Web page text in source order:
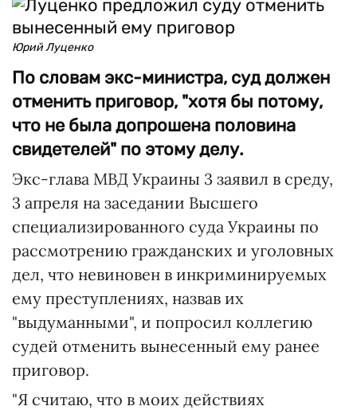
Юрий Луценко
По словам экс-министра, суд должен
отменить приговор, "хотя бы потому,
что не была допрошена половина
свидетелей" по этому делу.
Экс-глава МВД Украины 3 заявил в среду,
3 апреля на заседании Высшего
специализированного суда Украины по
рассмотрению гражданских и уголовных
дел, что невиновен в инкриминируемых
ему преступлениях, назвав их
"выдуманными", и попросил коллегию
судей отменить вынесенный ему ранее
приговор.
"Я считаю, что в моих действиях